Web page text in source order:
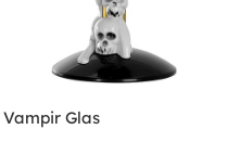
Vampir Glas